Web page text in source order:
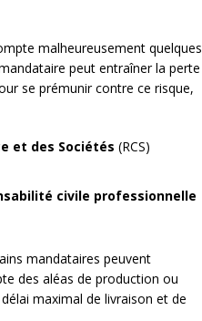
malheureusement quelques
peut entraîner la perte
se prémunir contre ce risque,
et des Sociétés (RCS)
civile professionnelle
mandataires peuvent
des aléas de production ou
maximal de livraison et de